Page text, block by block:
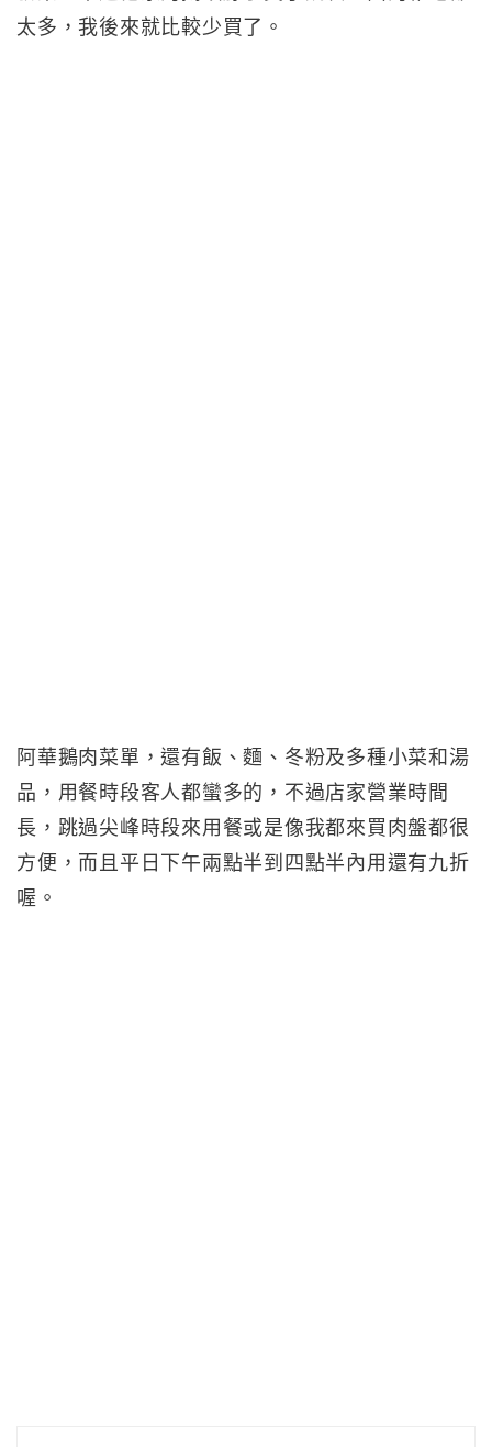
太多，我後來就比較少買了。
阿華鵝肉菜單，還有飯、麵、冬粉及多種小菜和湯
品，用餐時段客人都蠻多的，不過店家營業時間
長，跳過尖峰時段來用餐或是像我都來買肉盤都很
方便，而且平日下午兩點半到四點半內用還有九折
喔。